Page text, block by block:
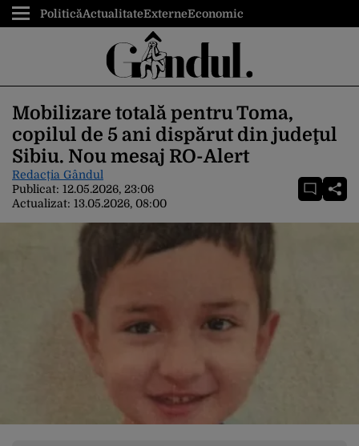
PoliticăActualitateExterneEconomic
Mobilizare totală pentru Toma,
copilul de 5 ani dispărut din judeţul
Sibiu. Nou mesaj RO-Alert
Redacția Gândul
Publicat: 12.05.2026, 23:06
Actualizat: 13.05.2026, 08:00